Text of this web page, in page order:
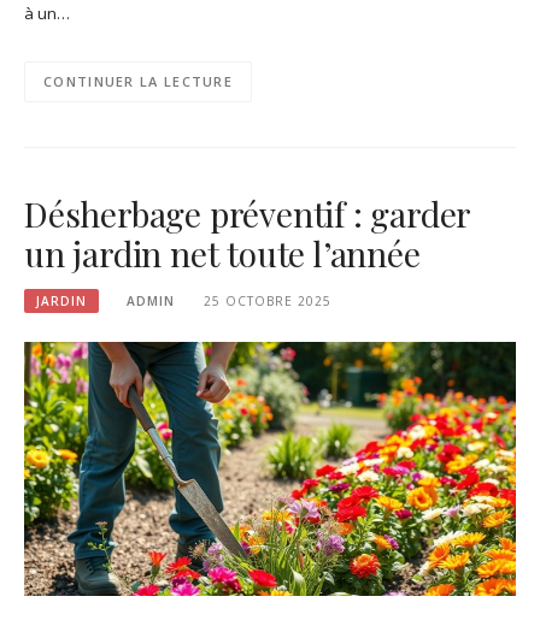
à un…
CONTINUER LA LECTURE
Désherbage préventif : garder
un jardin net toute l’année
JARDIN ADMIN 25 OCTOBRE 2025